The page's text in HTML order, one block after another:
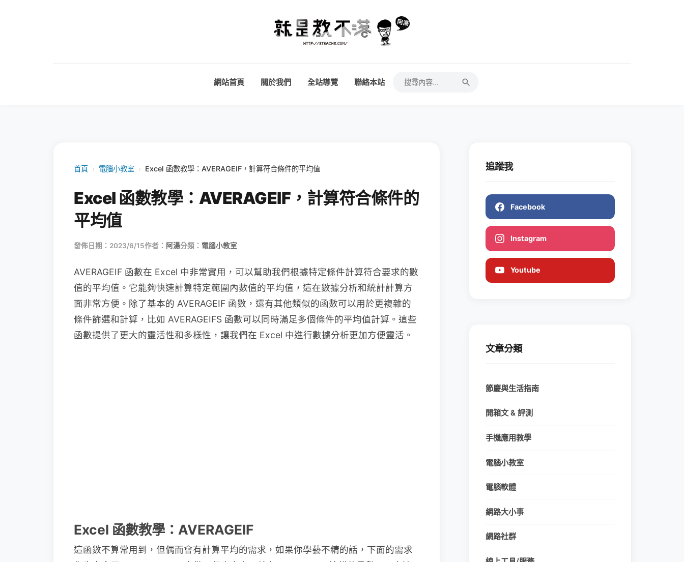
網站首頁 關於我們 全站導覽 聯絡本站
首頁 › 電腦小教室 › Excel 函數教學：AVERAGEIF，計算符合條件的平均值
Excel 函數教學：AVERAGEIF，計算符合條件的
平均值
發佈日期：2023/6/15作者： 阿湯分類： 電腦小教室
AVERAGEIF 函數在 Excel 中非常實用，可以幫助我們根據特定條件計算符合要求的數
值的平均值。它能夠快速計算特定範圍內數值的平均值，這在數據分析和統計計算方
面非常方便。除了基本的 AVERAGEIF 函數，還有其他類似的函數可以用於更複雜的
條件篩選和計算，比如 AVERAGEIFS 函數可以同時滿足多個條件的平均值計算。這些
函數提供了更大的靈活性和多樣性，讓我們在 Excel 中進行數據分析更加方便靈活。
Excel 函數教學：AVERAGEIF
這函數不算常用到，但偶而會有計算平均的需求，如果你學藝不精的話，下面的需求
追蹤我
Facebook
Instagram
Youtube
文章分類
節慶與生活指南
開箱文 & 評測
手機應用教學
電腦小教室
電腦軟體
網路大小事
網路社群